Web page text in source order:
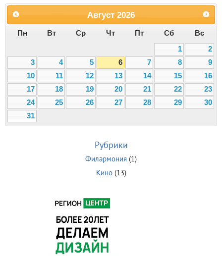
Август 2026
Пн Вт Ср Чт Пт Сб
Вс
1
2
3
4 5 6 7 8
9
10
11 12 13 14 15
16
17
18 19 20 21 22
23
24
25 26 27 28 29
30
31
Рубрики
Филармония (1)
Кино(13)